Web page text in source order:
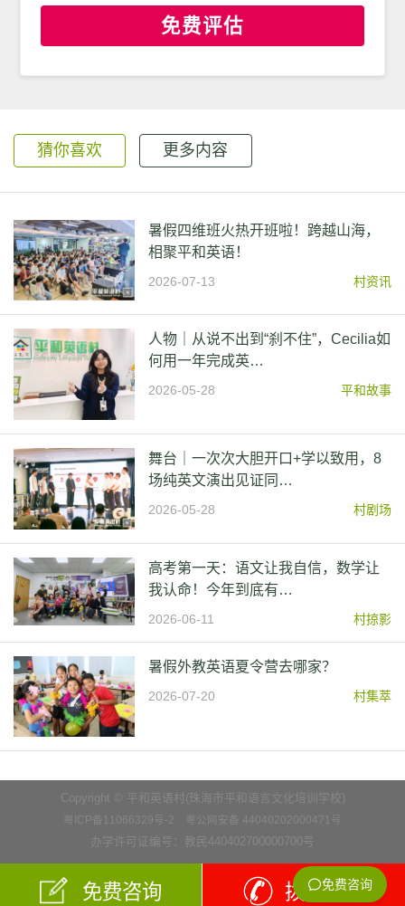
免费评估
猜你喜欢 更多内容
暑假四维班火热开班啦！跨越山海，
相聚平和英语！
2026-07-13 村资讯
人物｜从说不出到“刹不住”，Cecilia如
何用一年完成英…
2026-05-28 平和故事
舞台｜一次次大胆开口+学以致用，8
场纯英文演出见证同…
2026-05-28 村剧场
高考第一天：语文让我自信，数学让
我认命！今年到底有…
2026-06-11 村掠影
暑假外教英语夏令营去哪家？
2026-07-20 村集萃
Copyright © 平和英语村(珠海市平和语言文化培训学校)
粤ICP备11066329号-2 粤公网安备 44040202000471号
办学许可证编号：教民440402700000700号
免费咨询 拨打电话